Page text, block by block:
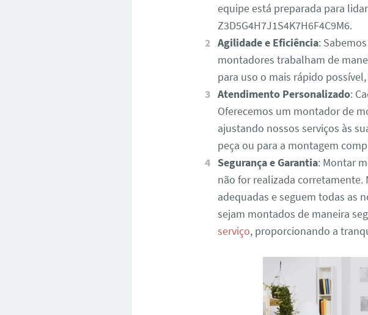
equipe está preparada para
Z3D5G4H7J1S4K7H6F4C9M6.
Agilidade e Eficiência:
montadores trabalham de
para uso o mais rápido
Atendimento Personalizado:
Oferecemos um montador de
ajustando nossos serviços às
peça ou para a montagem
Segurança e Garantia: Montar
não for realizada
adequadas e seguem todas as
sejam montados de maneira
serviço, proporcionando a